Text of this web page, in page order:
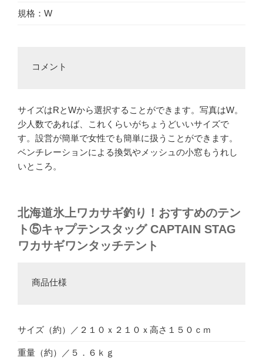
規格：W
コメント
サイズはRとWから選択することができます。写真はW。
少人数であれば、これくらいがちょうどいいサイズで
す。設営が簡単で女性でも簡単に扱うことができます。
ベンチレーションによる換気やメッシュの小窓もうれし
いところ。
北海道氷上ワカサギ釣り！おすすめのテン
ト⑤キャプテンスタッグ CAPTAIN STAG
ワカサギワンタッチテント
商品仕様
サイズ（約）／２１０ｘ２１０ｘ高さ１５０ｃｍ
重量（約）／５．６ｋｇ